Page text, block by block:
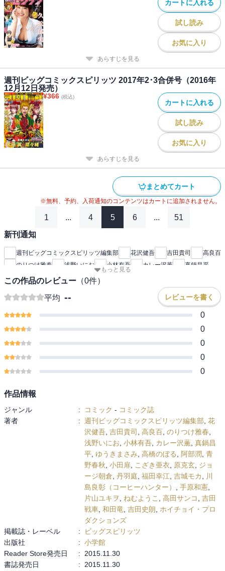
カートに入れる
試し読み
お気に入り
あらすじを見る
週刊ビッグコミックスピリッツ 2017年2･3合併号（2016年
12月12日発売）
¥366 (税込)
カートに入れる
試し読み
お気に入り
あらすじを見る
まとめてカート
※無料、予約、入荷通知のコンテンツはカートに追加されません。
1 ... 4 5 6 ... 51
新刊通知
週刊ビッグコミックスピリッツ編集部 花沢健吾 吉田貴司
高良百
のりつけ雅春
浅野いにお 小林有吾 カレー沢薫
真鍋昌平
ゆうきまさみ
高橋のぼる
福田幸江
吉城モカ
川島良彰（コーヒーハンター） 手原和憲
片山ユキヲ
ねむようこ
高田サンコ 吉田戦車 和田竜
吉田史朗
ホイチョイ・プロダクションズ
もっと見る
この作品のレビュー （0件）
平均 -- レビューを書く
0
0
0
0
0
作品情報
ジャンル : コミック - コミック誌
著者
: 週刊ビッグコミックスピリッツ編集部, 花
沢健吾, 吉田貴司 , 高良百, のりつけ雅春,
浅野いにお, 小林有吾, カレー沢薫, 真鍋昌
平, ゆうきまさみ, 高橋のぼる, 阿部潤, 青
野春秋, 小田扉, こざき亜衣, 原克玄, ジョ
ージ朝倉, 丹羽庭, 福田幸江, 吉城モカ, 川
島良彰（コーヒーハンター） , 手原和憲,
片山ユキヲ, ねむようこ , 高田サンコ, 吉田
戦車, 和田竜, 吉田史朗, ホイチョイ・プロ
ダクションズ
掲載誌・レーベル
:
ビッグスピリッツ
出版社
: 小学館
Reader Store発売日
: 2015.11.30
書誌発売日
: 2015.11.30